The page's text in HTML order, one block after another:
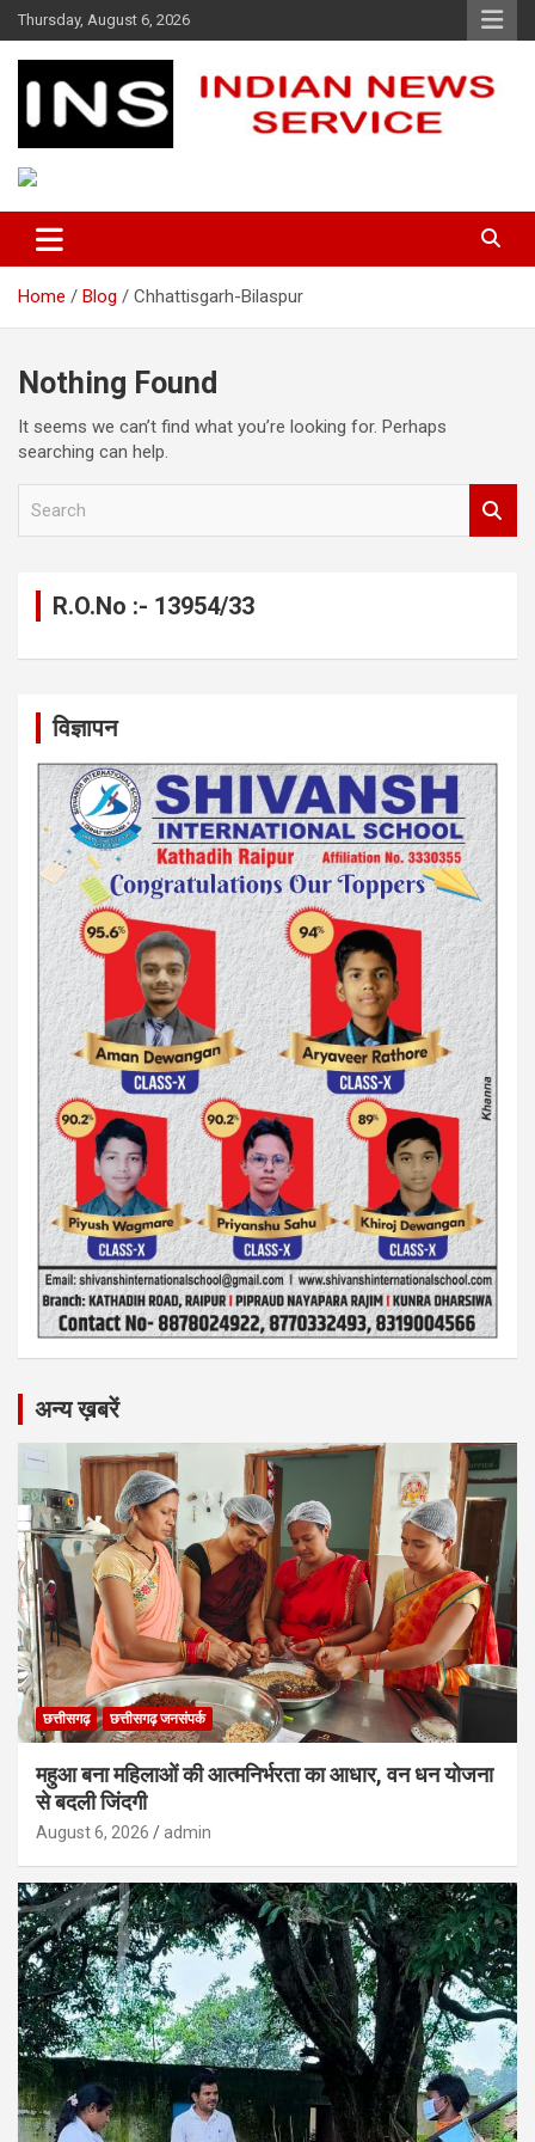
Skip
to
content
Thursday, August 6, 2026
Indian News Service
Home Blog Chhattisgarh-Bilaspur
Nothing Found
It seems we can’t find what you’re looking for. Perhaps
searching can help.
R.O.No :- 13954/33
विज्ञापन
अन्य ख़बरें
छत्तीसगढ़ छत्तीसगढ़ जनसंपर्क
महुआ बना महिलाओं की आत्मनिर्भरता का आधार, वन धन योजना
से बदली जिंदगी
August 6, 2026 admin